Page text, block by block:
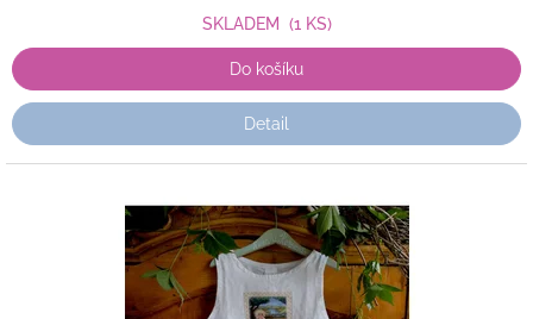
SKLADEM (1 KS)
Do košíku
Detail